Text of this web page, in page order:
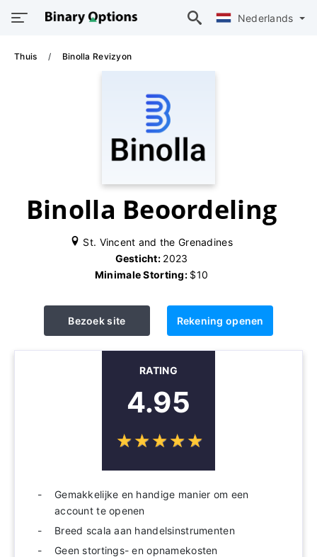
Nederlands
Thuis Binolla Revizyon
Binolla Beoordeling
St. Vincent and the Grenadines
Gesticht: 2023
Minimale Storting: $10
Bezoek site Rekening openen
RATING
4.95
☆☆☆☆☆
★★★★★
Gemakkelijke en handige manier om een ​​
account te openen
Breed scala aan handelsinstrumenten
Geen stortings- en opnamekosten